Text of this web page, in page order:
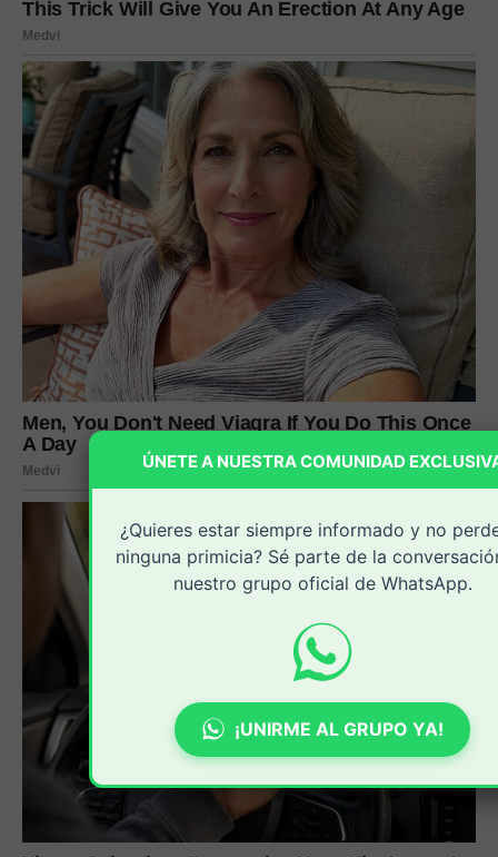
ÚNETE A NUESTRA COMUNIDAD
¿Quieres estar siempre informado y no
ninguna primicia? Sé parte de la
nuestro grupo oficial de WhatsApp.
¡UNIRME AL GRUPO YA!